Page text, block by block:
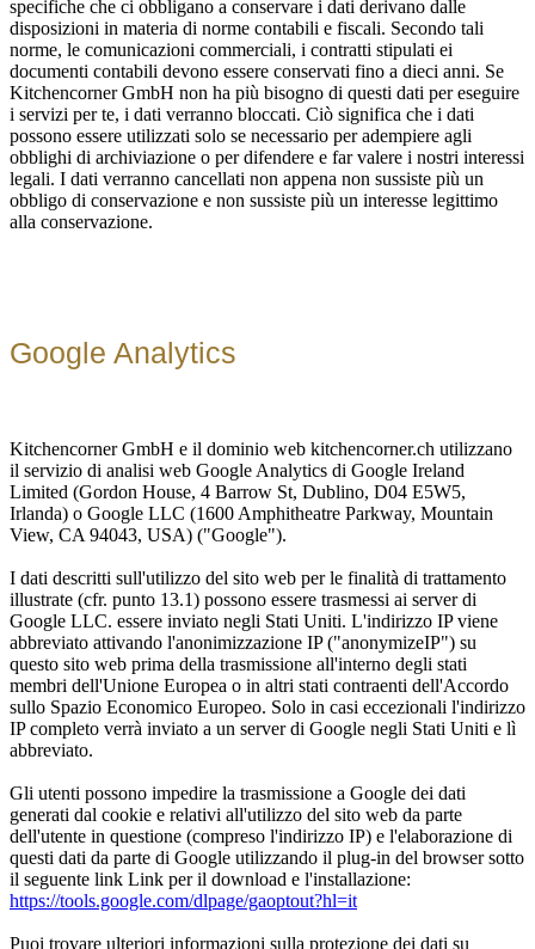
specifiche che ci obbligano a conservare i dati derivano dalle
disposizioni in materia di norme contabili e fiscali. Secondo tali
norme, le comunicazioni commerciali, i contratti stipulati ei
documenti contabili devono essere conservati fino a dieci anni. Se
Kitchencorner GmbH non ha più bisogno di questi dati per eseguire
i servizi per te, i dati verranno bloccati. Ciò significa che i dati
possono essere utilizzati solo se necessario per adempiere agli
obblighi di archiviazione o per difendere e far valere i nostri interessi
legali. I dati verranno cancellati non appena non sussiste più un
obbligo di conservazione e non sussiste più un interesse legittimo
alla conservazione.
Google Analytics
Kitchencorner GmbH e il dominio web kitchencorner.ch utilizzano
il servizio di analisi web Google Analytics di Google Ireland
Limited (Gordon House, 4 Barrow St, Dublino, D04 E5W5,
Irlanda) o Google LLC (1600 Amphitheatre Parkway, Mountain
View, CA 94043, USA) ("Google").
I dati descritti sull'utilizzo del sito web per le finalità di trattamento
illustrate (cfr. punto 13.1) possono essere trasmessi ai server di
Google LLC. essere inviato negli Stati Uniti. L'indirizzo IP viene
abbreviato attivando l'anonimizzazione IP ("anonymizeIP") su
questo sito web prima della trasmissione all'interno degli stati
membri dell'Unione Europea o in altri stati contraenti dell'Accordo
sullo Spazio Economico Europeo. Solo in casi eccezionali l'indirizzo
IP completo verrà inviato a un server di Google negli Stati Uniti e lì
abbreviato.
Gli utenti possono impedire la trasmissione a Google dei dati
generati dal cookie e relativi all'utilizzo del sito web da parte
dell'utente in questione (compreso l'indirizzo IP) e l'elaborazione di
questi dati da parte di Google utilizzando il plug-in del browser sotto
il seguente link Link per il download e l'installazione:
https://tools.google.com/dlpage/gaoptout?hl=it
Puoi trovare ulteriori informazioni sulla protezione dei dati su